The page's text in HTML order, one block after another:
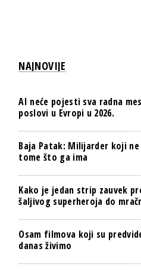
NAJNOVIJE
AI neće pojesti sva radna
poslovi u Evropi u 2026.
Baja Patak: Milijarder koji
tome što ga ima
Kako je jedan strip zauvek
šaljivog superheroja do
Osam filmova koji su
danas živimo